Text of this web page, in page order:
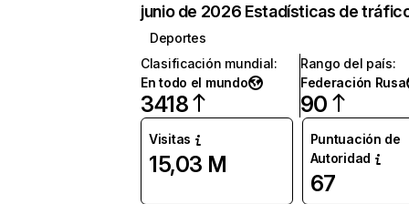
junio de 2026 Estadísticas de
Deportes
Clasificación mundial:
En todo el mundo
3418
Rango del país:
Federación Rusa
90
Visitas
15,03 M
Puntuación de
Autoridad
67